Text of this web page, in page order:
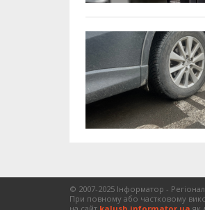
© 2007-2025 Інформатор -
При повному або частковому